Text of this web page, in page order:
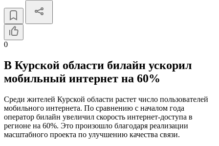
0
В Курской области билайн ускорил
мобильный интернет на 60%
Среди жителей Курской области растет число пользователей
мобильного интернета. По сравнению с началом года
оператор билайн увеличил скорость интернет-доступа в
регионе на 60%. Это произошло благодаря реализации
масштабного проекта по улучшению качества связи.